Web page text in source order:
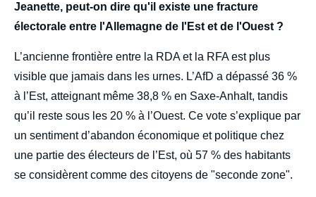
Jeanette, peut-on dire qu'il existe une fracture
électorale entre l'Allemagne de l'Est et de l'Ouest ?
L’ancienne frontière entre la RDA et la RFA est plus
visible que jamais dans les urnes. L’AfD a dépassé 36 %
à l’Est, atteignant même 38,8 % en Saxe-Anhalt, tandis
qu’il reste sous les 20 % à l’Ouest. Ce vote s’explique par
un sentiment d’abandon économique et politique chez
une partie des électeurs de l’Est, où 57 % des habitants
se considèrent comme des citoyens de "seconde zone".